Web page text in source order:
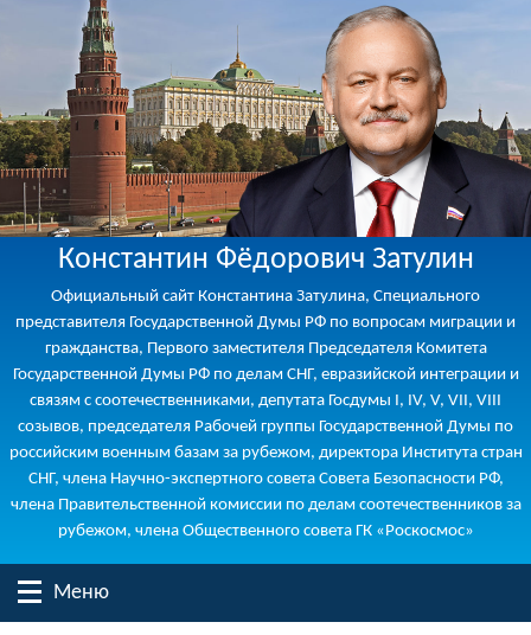
Константин Фёдорович Затулин
Официальный сайт Константина Затулина, Специального
представителя Государственной Думы РФ по вопросам миграции и
гражданства, Первого заместителя Председателя Комитета
Государственной Думы РФ по делам СНГ, евразийской интеграции и
связям с соотечественниками, депутата Госдумы I, IV, V, VII, VIII
созывов, председателя Рабочей группы Государственной Думы по
российским военным базам за рубежом, директора Института стран
СНГ, члена Научно-экспертного совета Совета Безопасности РФ,
члена Правительственной комиссии по делам соотечественников за
рубежом, члена Общественного совета ГК «Роскосмос»
Меню